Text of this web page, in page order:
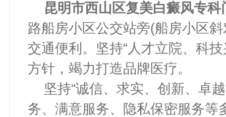
昆明市西山区复美白癜风专科
路船房小区公交站旁(船房小区
交通便利。坚持“人才立院、科
方针，竭力打造品牌医疗。
坚持“诚信、求实、创新、卓
务、满意服务、隐私保密服务